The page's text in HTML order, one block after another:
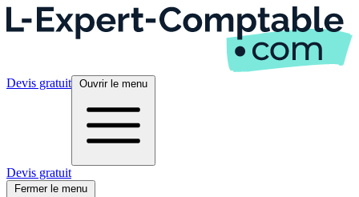
Devis gratuit Ouvrir le menu
Devis gratuit
Fermer le menu